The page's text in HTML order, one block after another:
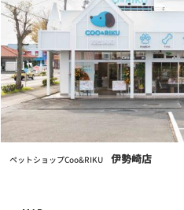
7/24(木)営業時間変更のお知らせ
2025/07/01 お知らせ
7月1日(火) GRAND OPENING！奈良富
2024/11/12 お知らせ
【重要なお知らせ】クレジットカー
ペットショップCoo&RIKU 伊勢崎店